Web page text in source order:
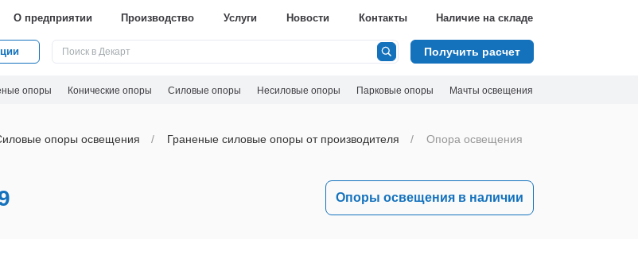
О предприятии Производство Услуги Новости Контакты Наличие на складе
Получить расчет
опоры Конические опоры Силовые опоры Несиловые опоры Парковые опоры Мачты освещения
опоры освещения Граненые силовые опоры от производителя
Опора освещения
Опоры освещения в наличии